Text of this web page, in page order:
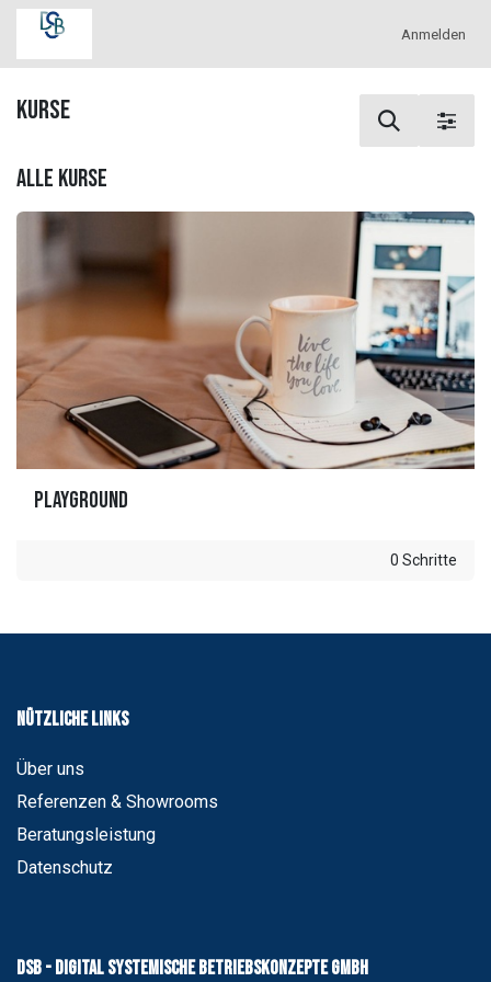
Zum Inhalt springen
Anmelden
Kurse
Alle Kurse
PLAYGROUND
0 Schritte
Nützliche Links
Über uns
Referenzen & Showrooms
Beratungsleistung
Datenschutz
DSB - digital systemische Betriebskonzepte GmbH